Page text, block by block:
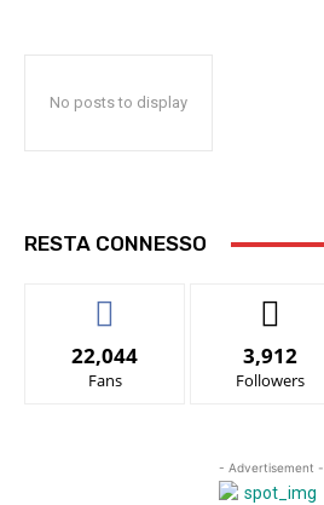
No posts to display
RESTA CONNESSO
22,044
Fans
3,912
Followers
- Advertisement -